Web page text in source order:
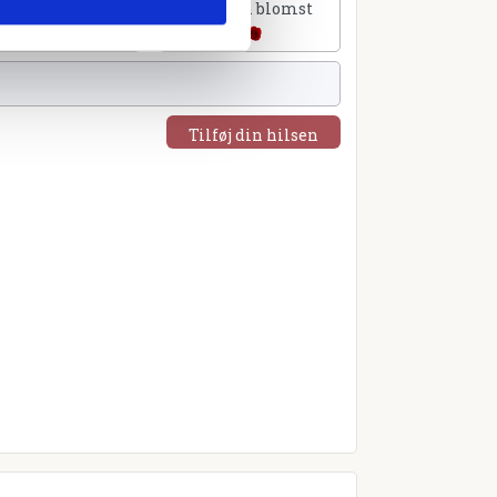
Tilføj en blomst
Tilføj din hilsen